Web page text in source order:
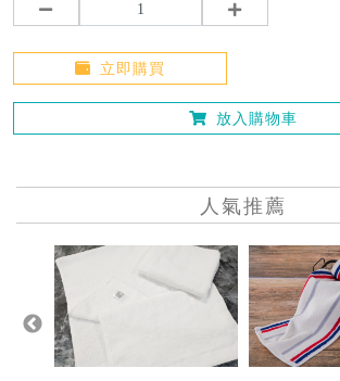
立即購買
放入購物車
人氣推薦